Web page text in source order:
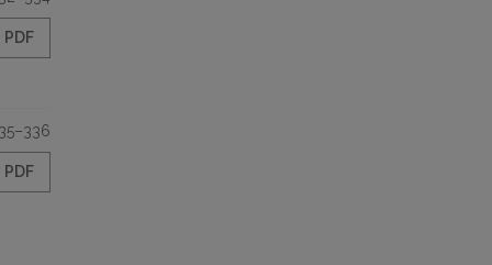
PDF
PDF